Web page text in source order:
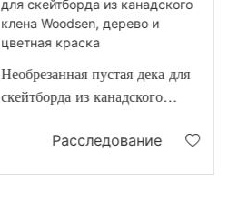
Необрезанная пустая дека для
скейтборда из канадского
цветная краскаРасследование